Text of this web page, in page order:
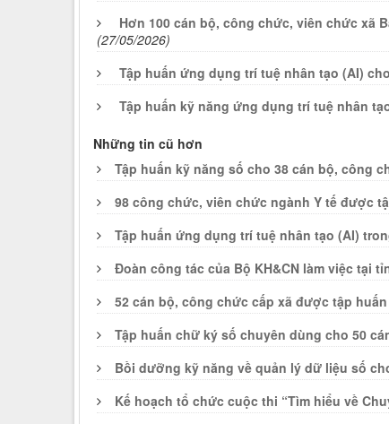
Hơn 100 cán bộ, công chức, viên chức xã
(27/05/2026)
Tập huấn ứng dụng trí tuệ nhân tạo (AI)
Tập huấn kỹ năng ứng dụng trí tuệ nhân
Những tin cũ hơn
Tập huấn kỹ năng số cho 38 cán bộ, công
98 công chức, viên chức ngành Y tế được
Tập huấn ứng dụng trí tuệ nhân tạo (AI)
Đoàn công tác của Bộ KH&CN làm việc tại
52 cán bộ, công chức cấp xã được tập
Tập huấn chữ ký số chuyên dùng cho 50
Bồi dưỡng kỹ năng về quản lý dữ liệu số
Kế hoạch tổ chức cuộc thi “Tìm hiểu về